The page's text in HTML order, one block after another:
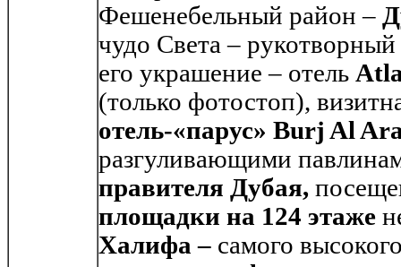
Фешенебельный район –
чудо Света – рукотворный
его украшение – отель
(только фотостоп),
отель-«парус» Burj Al
разгуливающими
правителя Дубая,
площадки на 124 этаже
Халифа – самого